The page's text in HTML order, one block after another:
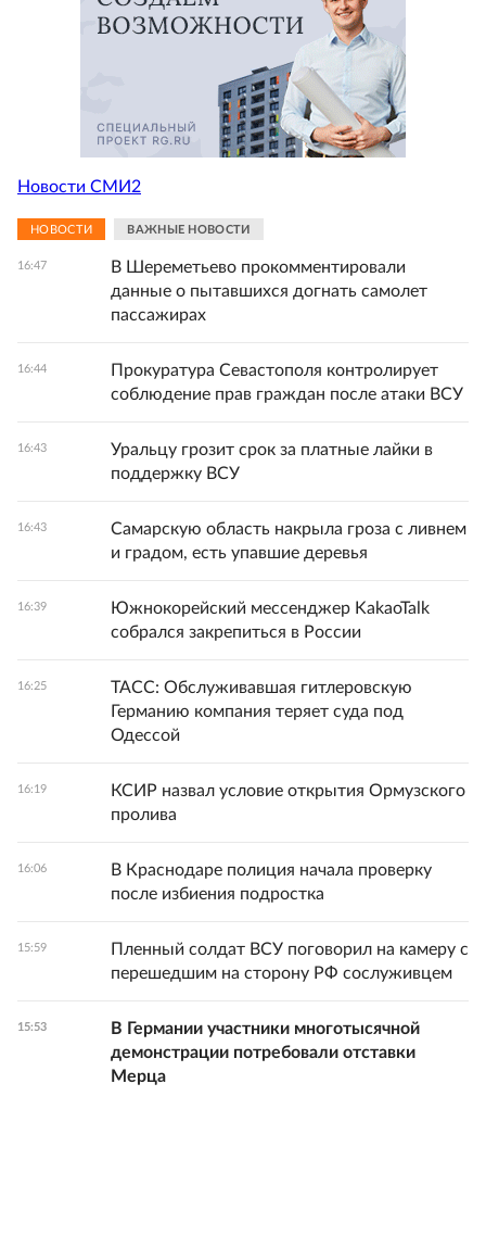
Новости СМИ2
НОВОСТИ ВАЖНЫЕ НОВОСТИ
16:47
В Шереметьево прокомментировали
данные о пытавшихся догнать самолет
пассажирах
16:44
Прокуратура Севастополя контролирует
соблюдение прав граждан после атаки ВСУ
16:43
Уральцу грозит срок за платные лайки в
поддержку ВСУ
16:43
Самарскую область накрыла гроза с ливнем
и градом, есть упавшие деревья
16:39
Южнокорейский мессенджер KakaoTalk
собрался закрепиться в России
16:25
ТАСС: Обслуживавшая гитлеровскую
Германию компания теряет суда под
Одессой
16:19
КСИР назвал условие открытия Ормузского
пролива
16:06
В Краснодаре полиция начала проверку
после избиения подростка
15:59
Пленный солдат ВСУ поговорил на камеру с
перешедшим на сторону РФ сослуживцем
15:53
В Германии участники многотысячной
демонстрации потребовали отставки
Мерца